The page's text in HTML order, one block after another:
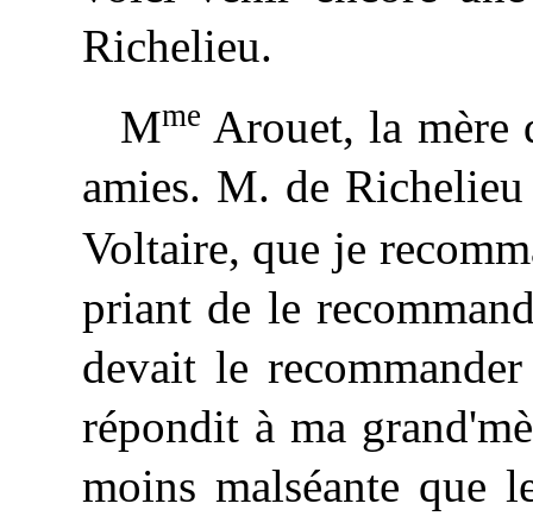
Richelieu.
Mme Arouet, la mère
amies. M. de
Voltaire, que je
priant de le
devait le
répondit à ma
moins malséante que